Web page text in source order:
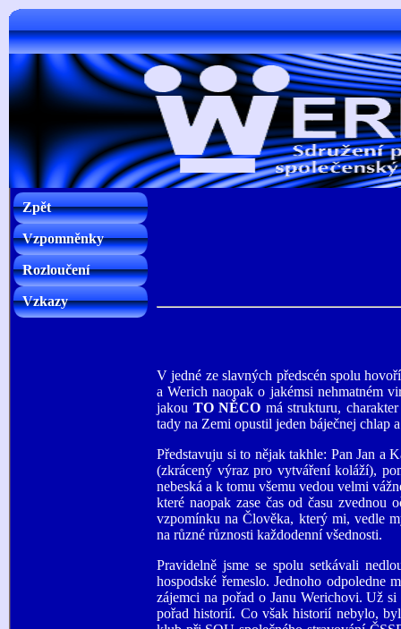
Zpět
Vzpomněnky
Rozloučení
Vzkazy
V jedné ze slavných předscén spolu
a Werich naopak o jakémsi nehmatném
jakou TO NĚCO má strukturu,
tady na Zemi opustil jeden báječnej chlap
Představuju si to nějak takhle: Pan Jan a
(zkrácený výraz pro vytváření koláží),
nebeská a k tomu všemu vedou velmi
které naopak zase čas od času zvednou
vzpomínku na Člověka, který mi, vedle
na různé různosti každodenní všednosti.
Pravidelně jsme se spolu setkávali
hospodské řemeslo. Jednoho
zájemci na pořad o Janu Werichovi. Už
pořad historií. Co však historií nebylo,